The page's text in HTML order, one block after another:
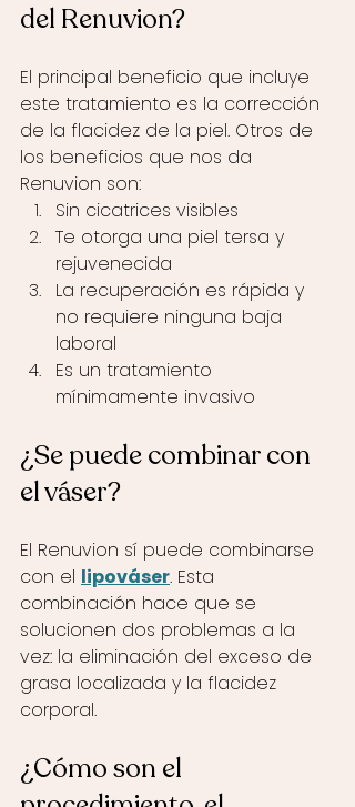
del Renuvion?
El principal beneficio que incluye
este tratamiento es la corrección
de la flacidez de la piel. Otros de
los beneficios que nos da
Renuvion son:
Sin cicatrices visibles
Te otorga una piel tersa y
rejuvenecida
La recuperación es rápida y
no requiere ninguna baja
laboral
Es un tratamiento
mínimamente invasivo
¿Se puede combinar con
el váser?
El Renuvion sí puede combinarse
con el lipováser. Esta
combinación hace que se
solucionen dos problemas a la
vez: la eliminación del exceso de
grasa localizada y la flacidez
corporal.
¿Cómo son el